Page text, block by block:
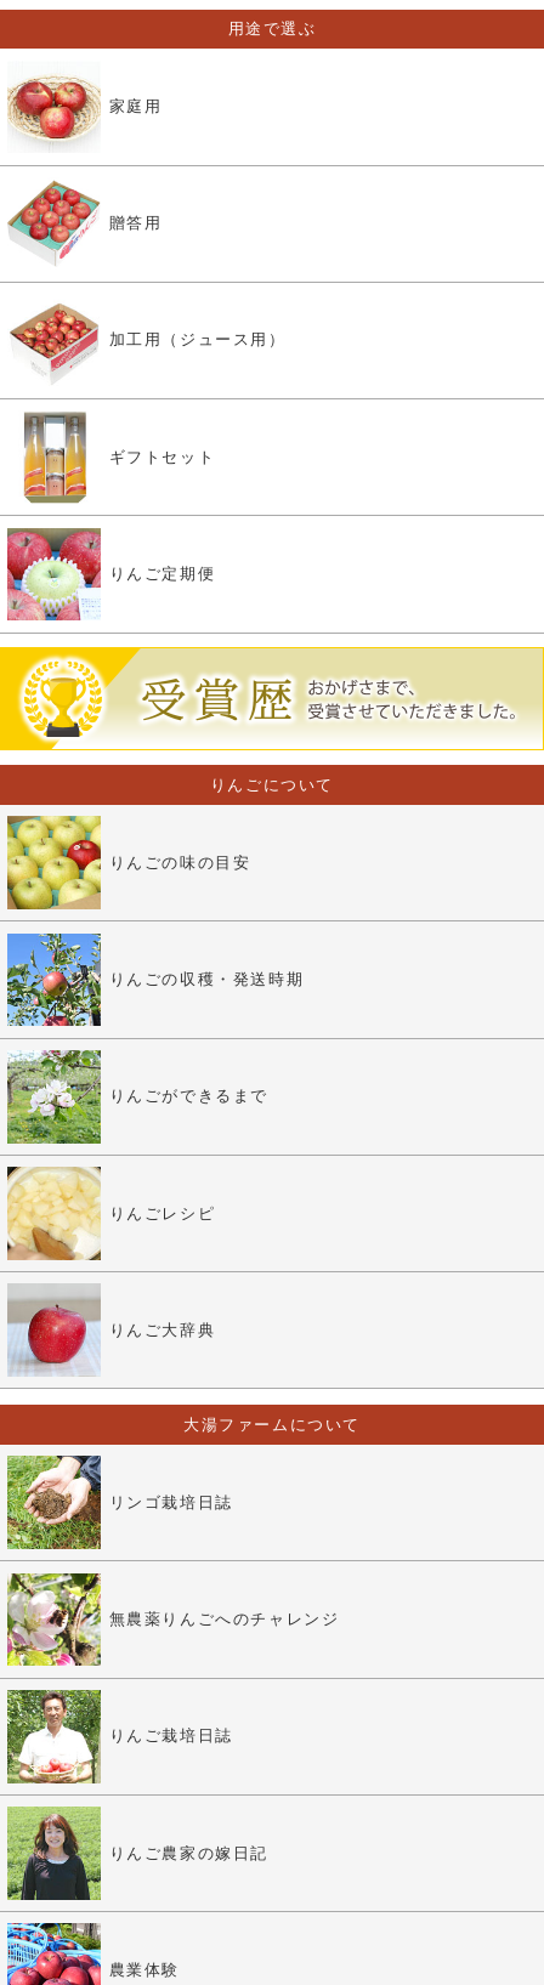
用途で選ぶ
家庭用
贈答用
加工用（ジュース用）
ギフトセット
りんご定期便
りんごについて
りんごの味の目安
りんごの収穫・発送時期
りんごができるまで
りんごレシピ
りんご大辞典
大湯ファームについて
リンゴ栽培日誌
無農薬りんごへのチャレンジ
りんご栽培日誌
りんご農家の嫁日記
農業体験